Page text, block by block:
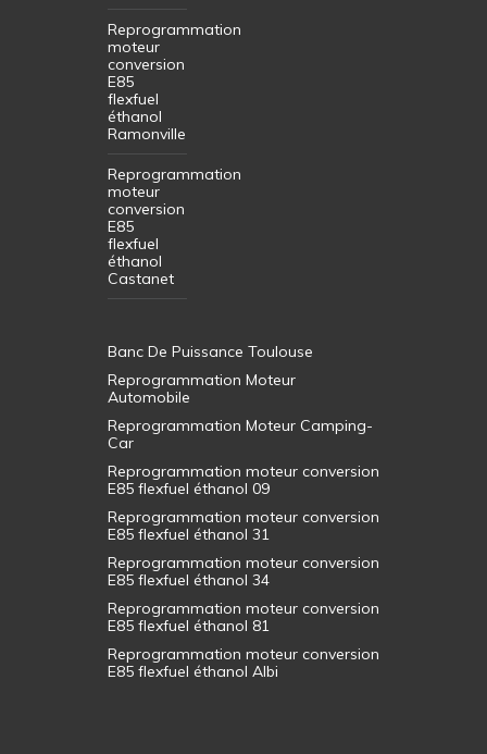
Reprogrammation
moteur
conversion
E85
flexfuel
éthanol
Ramonville
Reprogrammation
moteur
conversion
E85
flexfuel
éthanol
Castanet
Banc De Puissance Toulouse
Reprogrammation Moteur
Automobile
Reprogrammation Moteur Camping-
Car
Reprogrammation moteur conversion
E85 flexfuel éthanol 09
Reprogrammation moteur conversion
E85 flexfuel éthanol 31
Reprogrammation moteur conversion
E85 flexfuel éthanol 34
Reprogrammation moteur conversion
E85 flexfuel éthanol 81
Reprogrammation moteur conversion
E85 flexfuel éthanol Albi